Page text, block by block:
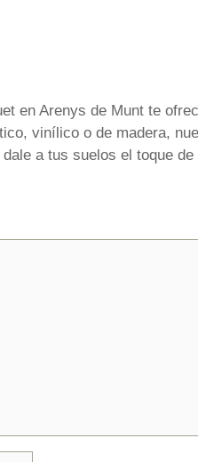
en Arenys de Munt te
vinílico o de madera,
a tus suelos el toque